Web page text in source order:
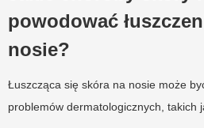
powodować
nosie?
Łuszcząca się skóra na nosie może
problemów dermatologicznych, takich